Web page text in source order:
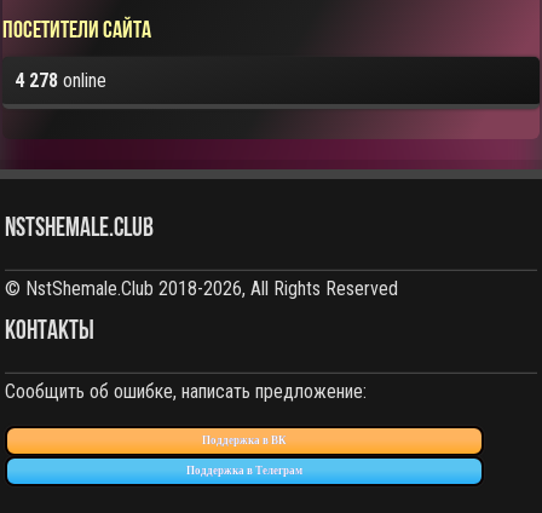
Посетители сайта
4 278 online
NstShemale.Club
© NstShemale.Club 2018-2026, All Rights Reserved
КОНТАКТЫ
Сообщить об ошибке, написать предложение:
Поддержка в ВК
Поддержка в Телеграм